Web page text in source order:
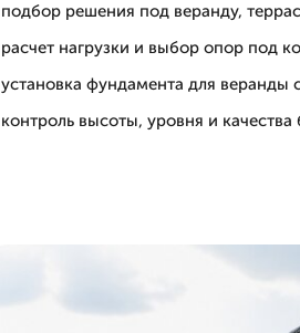
подбор решения под веранду,
расчет нагрузки и выбор опор под
установка фундамента для веранды
контроль высоты, уровня и